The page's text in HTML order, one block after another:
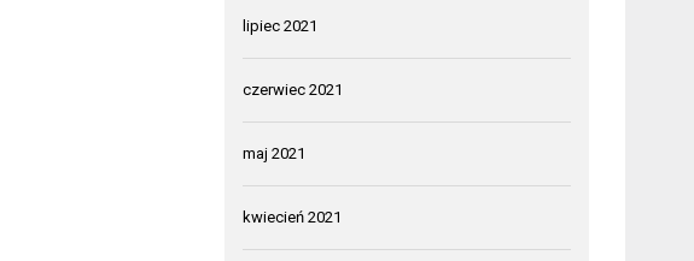
lipiec 2021
czerwiec 2021
maj 2021
kwiecień 2021